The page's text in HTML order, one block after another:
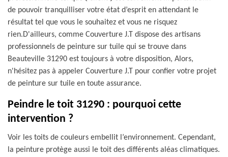
de pouvoir tranquilliser votre état d’esprit en attendant le
résultat tel que vous le souhaitez et vous ne risquez
rien.D'ailleurs, comme Couverture J.T dispose des artisans
professionnels de peinture sur tuile qui se trouve dans
Beauteville 31290 est toujours à votre disposition, Alors,
n'hésitez pas à appeler Couverture J.T pour confier votre projet
de peinture sur tuile en toute assurance.
Peindre le toit 31290 : pourquoi cette
intervention ?
Voir les toits de couleurs embellit l’environnement. Cependant,
la peinture protège aussi le toit des différents aléas climatiques.